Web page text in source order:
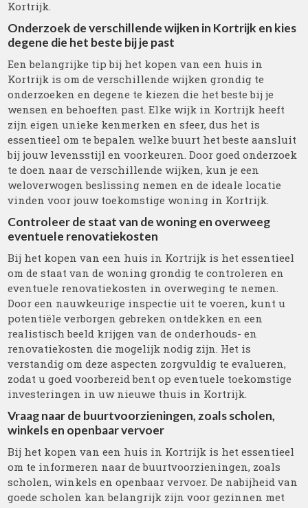
Kortrijk.
Onderzoek de verschillende wijken in Kortrijk en kies
degene die het beste bij je past
Een belangrijke tip bij het kopen van een huis in
Kortrijk is om de verschillende wijken grondig te
onderzoeken en degene te kiezen die het beste bij je
wensen en behoeften past. Elke wijk in Kortrijk heeft
zijn eigen unieke kenmerken en sfeer, dus het is
essentieel om te bepalen welke buurt het beste aansluit
bij jouw levensstijl en voorkeuren. Door goed onderzoek
te doen naar de verschillende wijken, kun je een
weloverwogen beslissing nemen en de ideale locatie
vinden voor jouw toekomstige woning in Kortrijk.
Controleer de staat van de woning en overweeg
eventuele renovatiekosten
Bij het kopen van een huis in Kortrijk is het essentieel
om de staat van de woning grondig te controleren en
eventuele renovatiekosten in overweging te nemen.
Door een nauwkeurige inspectie uit te voeren, kunt u
potentiële verborgen gebreken ontdekken en een
realistisch beeld krijgen van de onderhouds- en
renovatiekosten die mogelijk nodig zijn. Het is
verstandig om deze aspecten zorgvuldig te evalueren,
zodat u goed voorbereid bent op eventuele toekomstige
investeringen in uw nieuwe thuis in Kortrijk.
Vraag naar de buurtvoorzieningen, zoals scholen,
winkels en openbaar vervoer
Bij het kopen van een huis in Kortrijk is het essentieel
om te informeren naar de buurtvoorzieningen, zoals
scholen, winkels en openbaar vervoer. De nabijheid van
goede scholen kan belangrijk zijn voor gezinnen met